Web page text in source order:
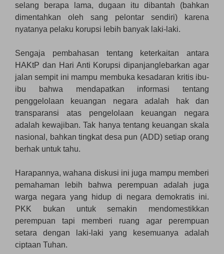
selang berapa lama, dugaan itu dibantah (bahkan
dimentahkan oleh sang pelontar sendiri) karena
nyatanya pelaku korupsi lebih banyak laki-laki.
Sengaja pembahasan tentang keterkaitan antara
HAKtP dan Hari Anti Korupsi dipanjanglebarkan agar
jalan sempit ini mampu membuka kesadaran kritis ibu-
ibu bahwa mendapatkan informasi tentang
penggelolaan keuangan negara adalah hak dan
transparansi atas pengelolaan keuangan negara
adalah kewajiban. Tak hanya tentang keuangan skala
nasional, bahkan tingkat desa pun (ADD) setiap orang
berhak untuk tahu.
Harapannya, wahana diskusi ini juga mampu memberi
pemahaman lebih bahwa perempuan adalah juga
warga negara yang hidup di negara demokratis ini.
PKK bukan untuk semakin mendomestikkan
perempuan tapi memberi ruang agar perempuan
setara dengan laki-laki yang kesemuanya adalah
ciptaan Tuhan.